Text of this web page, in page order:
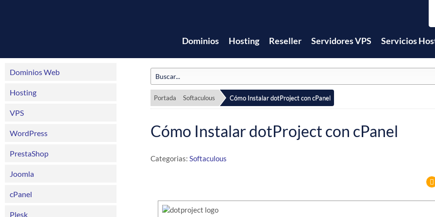
Dominios Hosting Reseller Servidores VPS Servicios
Dominios Web
Hosting
VPS
WordPress
PrestaShop
Joomla
cPanel
Plesk
Portada Softaculous Cómo Instalar dotProject con cPanel
Cómo Instalar dotProject con cPanel
Categorias: Softaculous